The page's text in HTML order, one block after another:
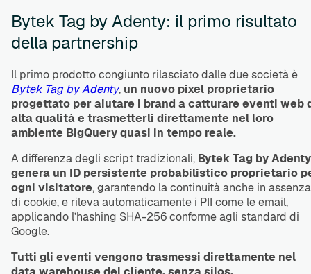
Bytek Tag by Adenty: il primo risultato
della partnership
Il primo prodotto congiunto rilasciato dalle due società è
Bytek Tag by Adenty, un nuovo pixel proprietario
progettato per aiutare i brand a catturare eventi web
alta qualità e trasmetterli direttamente nel loro
ambiente BigQuery quasi in tempo reale.
A differenza degli script tradizionali, Bytek Tag by Adenty
genera un ID persistente probabilistico proprietario
ogni visitatore, garantendo la continuità anche in assenza
di cookie, e rileva automaticamente i PII come le email,
applicando l’hashing SHA-256 conforme agli standard di
Google.
Tutti gli eventi vengono trasmessi direttamente nel